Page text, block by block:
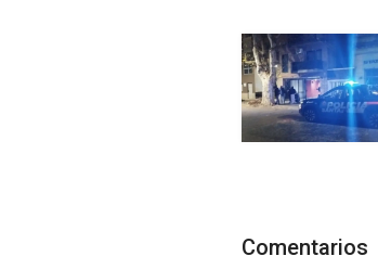
Comentarios